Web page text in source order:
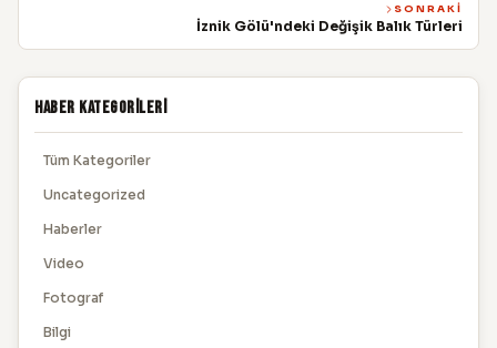
SONRAKI
İznik Gölü'ndeki Değişik Balık Türleri
Haber Kategorileri
Tüm Kategoriler
Uncategorized
Haberler
Video
Fotograf
Bilgi